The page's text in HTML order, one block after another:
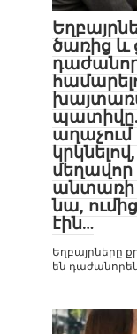
ծառից և
պատիվը.
աղաչում
մեղավոր
անտառի
նա,
էին…
Եղբայրները
են